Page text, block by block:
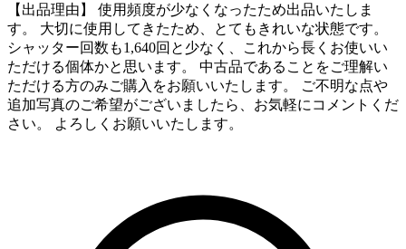
【出品理由】 使用頻度が少なくなったため出品いたしま
す。 大切に使用してきたため、とてもきれいな状態です。
シャッター回数も1,640回と少なく、これから長くお使いい
ただける個体かと思います。 中古品であることをご理解い
ただける方のみご購入をお願いいたします。 ご不明な点や
追加写真のご希望がございましたら、お気軽にコメントくだ
さい。 よろしくお願いいたします。